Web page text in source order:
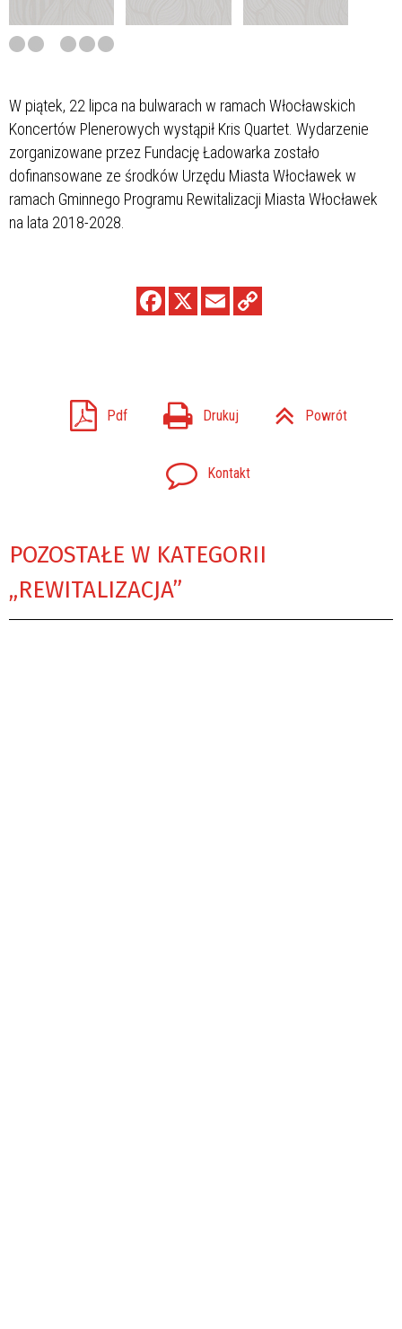
W piątek, 22 lipca na bulwarach w ramach Włocławskich
Koncertów Plenerowych wystąpił Kris Quartet. Wydarzenie
zorganizowane przez Fundację Ładowarka zostało
dofinansowane ze środków Urzędu Miasta Włocławek w
ramach Gminnego Programu Rewitalizacji Miasta Włocławek
na lata 2018-2028.
Pdf Drukuj Powrót
Kontakt
POZOSTAŁE W KATEGORII
„REWITALIZACJA”